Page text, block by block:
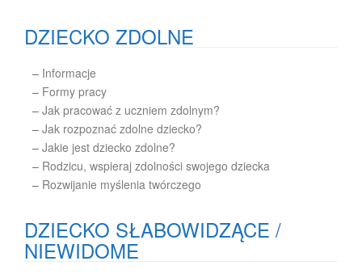
DZIECKO ZDOLNE
– Informacje
– Formy pracy
– Jak pracować z uczniem zdolnym?
– Jak rozpoznać zdolne dziecko?
– Jakie jest dziecko zdolne?
– Rodzicu, wspieraj zdolności swojego dziecka
– Rozwijanie myślenia twórczego
DZIECKO SŁABOWIDZĄCE /
NIEWIDOME